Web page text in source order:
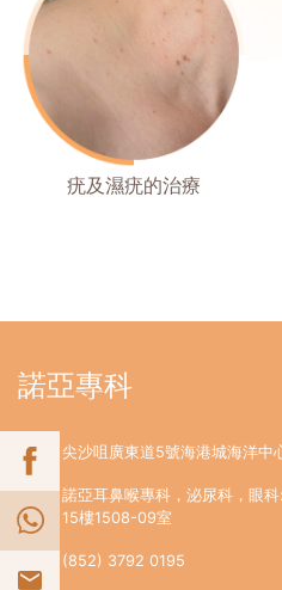
疣及濕疣的治療
諾亞專科
尖沙咀廣東道5號海港城海洋中
諾亞耳鼻喉專科，泌尿科，眼
15樓1508-09室
(852) 3792 0195